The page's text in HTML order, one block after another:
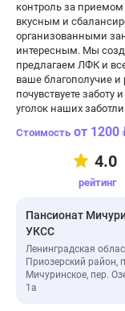
контроль за
вкусным и
организованными
интересным. Мы
предлагаем ЛФК и
ваше благополучие
почувствуете
уголок наших
4.0
рейтинг
от 1200
Пансионат
УКСС
Ленинградская
Приозерский район,
Мичуринское, пер.
1а